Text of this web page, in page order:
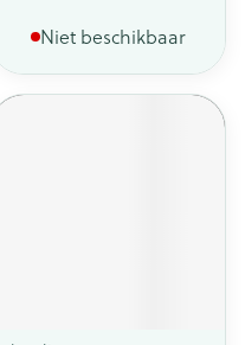
Niet beschikbaar